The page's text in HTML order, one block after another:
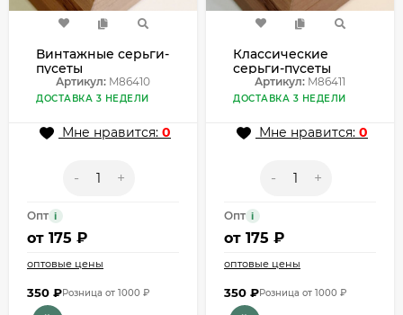
Винтажные серьги-
пусеты
изумрудные овалы
M86410
Артикул: M86410
ДОСТАВКА 3 НЕДЕЛИ
Мне нравится: 0
- +
Опт i
от 175 ₽
оптовые цены
350 ₽Розница от 1000 ₽
Классические
серьги-пусеты
янтарные овалы
M86411
Артикул: M86411
ДОСТАВКА 3 НЕДЕЛИ
Мне нравится: 0
- +
Опт i
от 175 ₽
оптовые цены
350 ₽Розница от 1000 ₽